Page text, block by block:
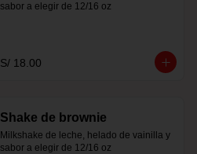
sabor a elegir de 12/16 oz
S/ 18.00
Shake de brownie
Milkshake de leche, helado de vainilla y
sabor a elegir de 12/16 oz